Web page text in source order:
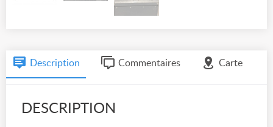
Description Commentaires Carte
DESCRIPTION